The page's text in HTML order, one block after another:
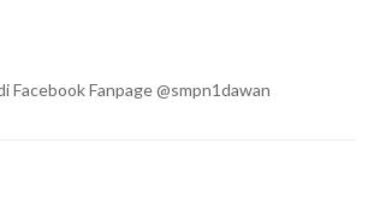
Facebook Fanpage @smpn1dawan